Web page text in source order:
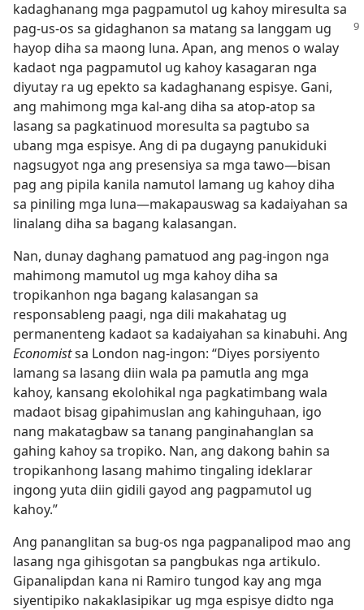
kadaghanang mga pagpamutol ug kahoy miresulta sa
pag-us-os sa gidaghanon sa matang sa langgam ug
hayop diha sa maong luna. Apan, ang menos o walay
kadaot nga pagpamutol ug kahoy kasagaran nga
diyutay ra ug epekto sa kadaghanang espisye. Gani,
ang mahimong mga kal-ang diha sa atop-atop sa
lasang sa pagkatinuod moresulta sa pagtubo sa
ubang mga espisye. Ang di pa dugayng panukiduki
nagsugyot nga ang presensiya sa mga tawo​—bisan
pag ang pipila kanila namutol lamang ug kahoy diha
sa piniling mga luna​—makapauswag sa kadaiyahan sa
linalang diha sa bagang kalasangan.
Nan, dunay daghang pamatuod ang pag-ingon nga
mahimong mamutol ug mga kahoy diha sa
tropikanhon nga bagang kalasangan sa
responsableng paagi, nga dili makahatag ug
permanenteng kadaot sa kadaiyahan sa kinabuhi. Ang
Economistsa London nag-ingon: “Diyes porsiyento
lamang sa lasang diin wala pa pamutla ang mga
kahoy, kansang ekolohikal nga pagkatimbang wala
madaot bisag gipahimuslan ang kahinguhaan, igo
nang makatagbaw sa tanang panginahanglan sa
gahing kahoy sa tropiko. Nan, ang dakong bahin sa
tropikanhong lasang mahimo tingaling ideklarar
ingong yuta diin gidili gayod ang pagpamutol ug
kahoy.”
Ang pananglitan sa bug-os nga pagpanalipod mao ang
lasang nga gihisgotan sa pangbukas nga artikulo.
Gipanalipdan kana ni Ramiro tungod kay ang mga
siyentipiko nakaklasipikar ug mga espisye didto nga